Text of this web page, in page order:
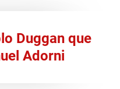
Duggan que
Adorni